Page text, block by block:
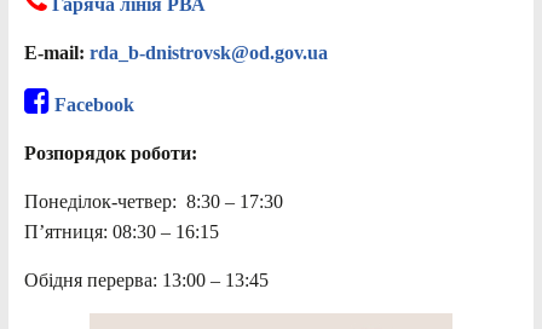
E-mail: rda_b-dnistrovsk@od.gov.ua
Facebook
Розпорядок роботи:
Понеділок-четвер: 8:30 – 17:30
П’ятниця: 08:30 – 16:15
Обідня перерва: 13:00 – 13:45